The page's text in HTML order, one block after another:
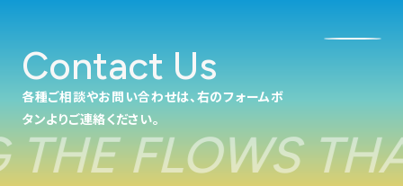
Contact Us
各種ご相談やお問い合わせは、右のフォームボ
タンよりご連絡ください。
FLOWS